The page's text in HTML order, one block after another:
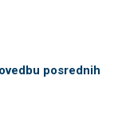
posrednih